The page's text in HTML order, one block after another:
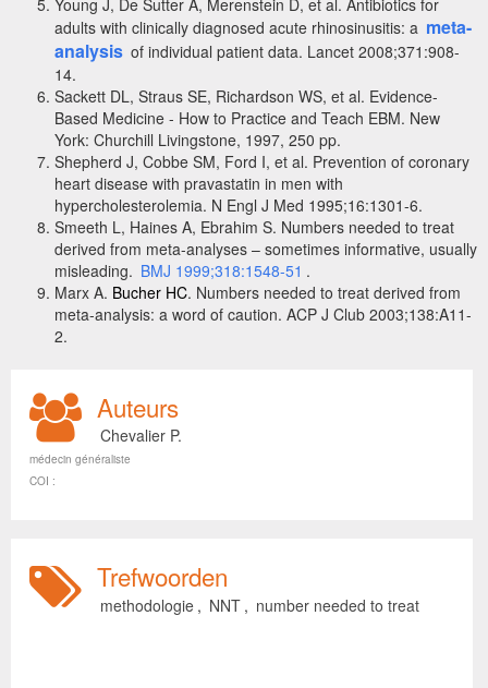
adults with clinically diagnosed acute rhinosinusitis: a meta-
analysis of individual patient data. Lancet 2008;371:908-
14.
Sackett DL, Straus SE, Richardson WS, et al. Evidence-
Based Medicine - How to Practice and Teach EBM. New
York: Churchill Livingstone, 1997, 250 pp.
Shepherd J, Cobbe SM, Ford I, et al. Prevention of coronary
heart disease with pravastatin in men with
hypercholesterolemia. N Engl J Med 1995;16:1301-6.
Smeeth L, Haines A, Ebrahim S. Numbers needed to treat
derived from meta-analyses – sometimes informative, usually
misleading. BMJ 1999;318:1548-51 .
Marx A. Bucher HC. Numbers needed to treat derived from
meta-analysis: a word of caution. ACP J Club 2003;138:A11-
2.
Auteurs
Chevalier P.
médecin généraliste
COI :
Trefwoorden
methodologie , NNT , number needed to treat